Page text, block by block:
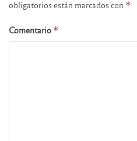
obligatorios están marcados con *
Comentario *